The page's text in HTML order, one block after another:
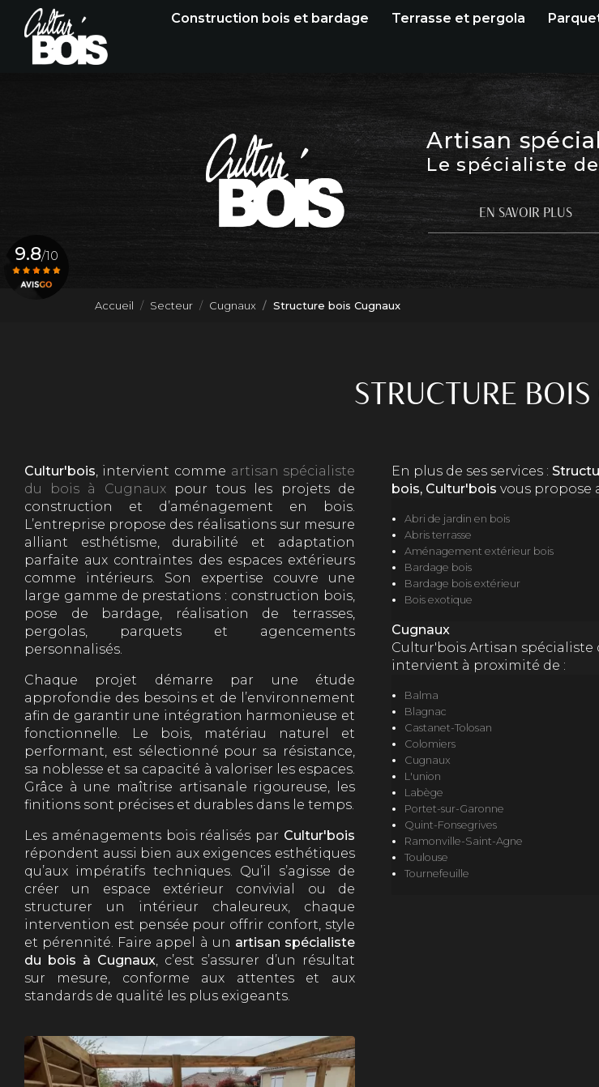
contenu
principal
Construction bois et bardage Terrasse et pergola
Artisan
Le spécialiste
EN SAVOIR PLUS
9.8/10
Accueil Secteur Cugnaux Structure bois Cugnaux
STRUCTURE
Cultur'bois, intervient comme artisan spécialiste
du bois à Cugnauxpour tous les projets de
construction et d’aménagement en bois.
L’entreprise propose des réalisations sur mesure
alliant esthétisme, durabilité et adaptation
parfaite aux contraintes des espaces extérieurs
comme intérieurs. Son expertise couvre une
large gamme de prestations : construction bois,
pose de bardage, réalisation de terrasses,
pergolas, parquets et agencements
personnalisés.
Chaque projet démarre par une étude
approfondie des besoins et de l’environnement
afin de garantir une intégration harmonieuse et
fonctionnelle. Le bois, matériau naturel et
performant, est sélectionné pour sa résistance,
sa noblesse et sa capacité à valoriser les espaces.
Grâce à une maîtrise artisanale rigoureuse, les
finitions sont précises et durables dans le temps.
Les aménagements bois réalisés par Cultur'bois
répondent aussi bien aux exigences esthétiques
qu’aux impératifs techniques. Qu’il s’agisse de
créer un espace extérieur convivial ou de
structurer un intérieur chaleureux, chaque
intervention est pensée pour offrir confort, style
et pérennité. Faire appel à un artisan spécialiste
du bois à Cugnaux, c’est s’assurer d’un résultat
sur mesure, conforme aux attentes et aux
standards de qualité les plus exigeants.
En plus de ses services :
bois, Cultur'bois vous propose
Abri de jardin en bois
Abris terrasse
Aménagement extérieur bois
Bardage bois
Bardage bois extérieur
Bois exotique
Cugnaux
Cultur'bois Artisan spécialiste
intervient à proximité de :
Balma
Blagnac
Castanet-Tolosan
Colomiers
Cugnaux
L'union
Labège
Portet-sur-Garonne
Quint-Fonsegrives
Ramonville-Saint-Agne
Toulouse
Tournefeuille